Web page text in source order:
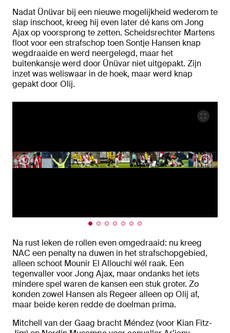
Nadat Ünüvar bij een nieuwe mogelijkheid wederom te
slap inschoot, kreeg hij even later dé kans om Jong
Ajax op voorsprong te zetten. Scheidsrechter Martens
floot voor een strafschop toen Sontje Hansen knap
wegdraaide en werd neergelegd, maar het
buitenkansje werd door Ünüvar niet uitgepakt. Zijn
inzet was weliswaar in de hoek, maar werd knap
gepakt door Olij.
Na rust leken de rollen even omgedraaid: nu kreeg
NAC een penalty na duwen in het strafschopgebied,
alleen schoot Mounir El Allouchi wél raak. Een
tegenvaller voor Jong Ajax, maar ondanks het iets
mindere spel waren de kansen een stuk groter. Zo
konden zowel Hansen als Regeer alleen op Olij af,
maar beide keren redde de doelman prima.
Mitchell van der Gaag bracht Méndez (voor Kian Fitz-